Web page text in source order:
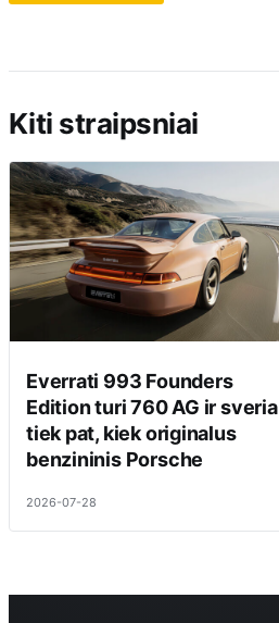
Kiti straipsniai
Everrati 993 Founders
Edition turi 760 AG ir sveria
tiek pat, kiek originalus
benzininis Porsche
2026-07-28